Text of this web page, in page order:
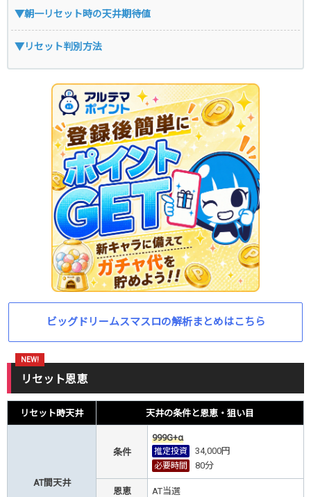
▼朝一リセット時の天井期待値
▼リセット判別方法
ビッグドリームスマスロの解析まとめはこちら
リセット恩恵
リセット時天井 天井の条件と恩恵・狙い目
AT間天井
条件
999G+α
推定投資 34,000円
必要時間 80分
恩恵 AT当選